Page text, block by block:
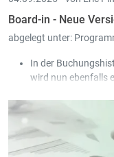
Board-in - Neue
abgelegt unter:
In der
wird nun ebenfalls
In den offenen
Kolonnen
Rechnungsdatum,
Das ist vor allem